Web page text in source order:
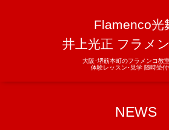
Flamenco光
井上光正 フラメ
大阪･堺筋本町のフラメンコ教室
体験レッスン･見学 随時受付
NEWS